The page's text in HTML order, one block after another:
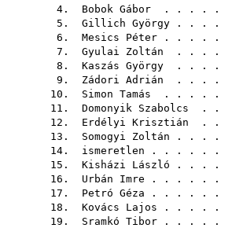
4. Bobok Gábor . . . . .
5. Gillich György . . . .
6. Mesics Péter . . . . .
7. Gyulai Zoltán . . . .
8. Kaszás György . . . .
9. Zádori Adrián . . . .
10. Simon Tamás . . . . .
11. Domonyik Szabolcs . .
12. Erdélyi Krisztián . .
13. Somogyi Zoltán . . . .
14. ismeretlen . . . . . .
15. Kisházi László . . . .
16. Urbán Imre . . . . . .
17. Petró Géza . . . . . .
18. Kovács Lajos . . . . .
19. Sramkó Tibor . . . . .